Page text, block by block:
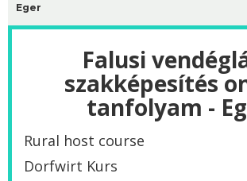
Eger
Falusi
szakképesítés
tanfolyam -
Rural host course
Dorfwirt Kurs